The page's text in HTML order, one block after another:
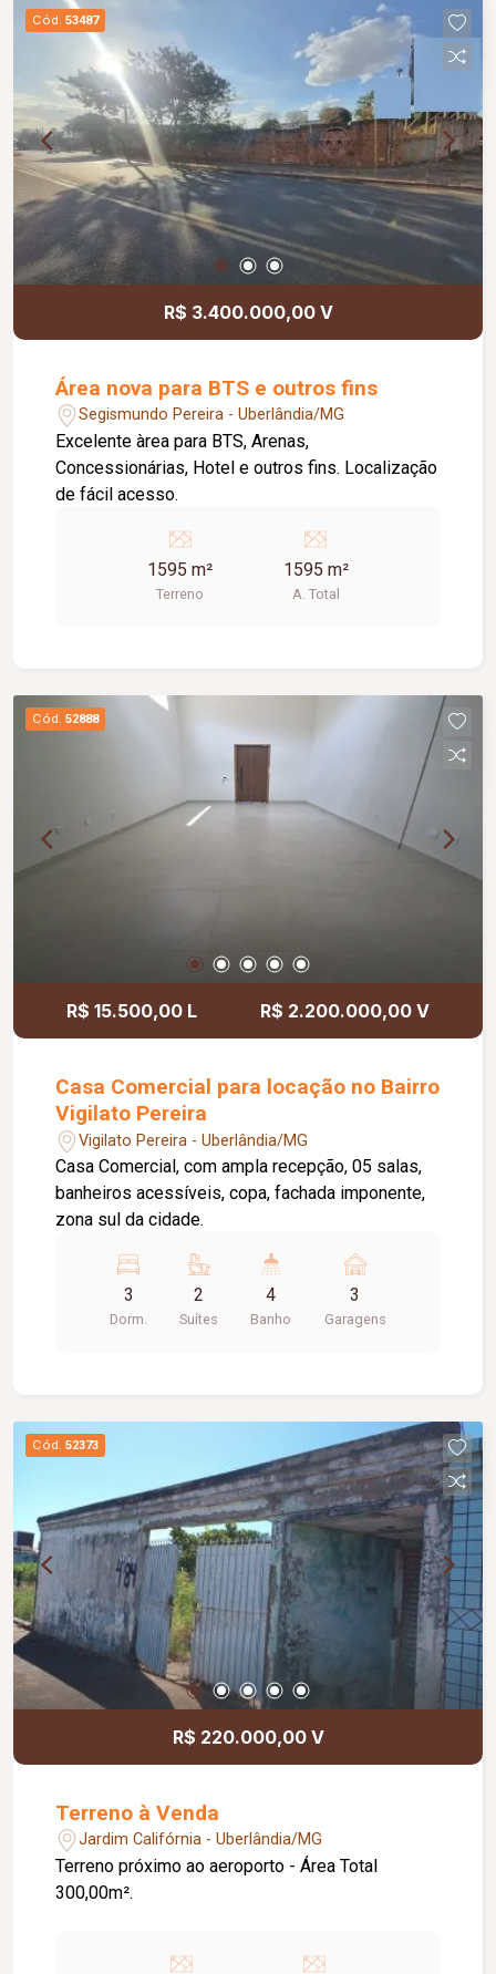
Cód. 53487
R$ 3.400.000,00 V
Área nova para BTS e outros fins
Segismundo Pereira - Uberlândia/MG
Excelente àrea para BTS, Arenas,
Concessionárias, Hotel e outros fins. Localização
de fácil acesso.
1595 m²
Terreno
1595 m²
A. Total
Cód. 52888
R$ 15.500,00 L R$ 2.200.000,00 V
Casa Comercial para locação no Bairro
Vigilato Pereira
Vigilato Pereira - Uberlândia/MG
Casa Comercial, com ampla recepção, 05 salas,
banheiros acessíveis, copa, fachada imponente,
zona sul da cidade.
3
Dorm.
2
Suítes
4
Banho
3
Garagens
Cód. 52373
R$ 220.000,00 V
Terreno à Venda
Jardim Califórnia - Uberlândia/MG
Terreno próximo ao aeroporto - Área Total
300,00m².